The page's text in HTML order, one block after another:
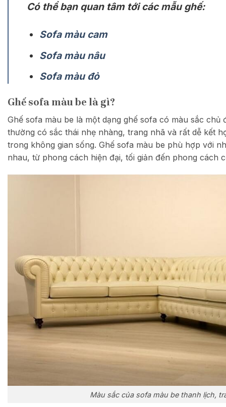
Có thể bạn quan tâm tới các mẫu ghế:
Sofa màu cam
Sofa màu nâu
Sofa màu đỏ
Ghế sofa màu be là gì?
Ghế sofa màu be là một dạng ghế sofa có màu sắc chủ
thường có sắc thái nhẹ nhàng, trang nhã và rất dễ kết
trong không gian sống. Ghế sofa màu be phù hợp với
nhau, từ phong cách hiện đại, tối giản đến phong cách
Màu sắc của sofa màu be thanh lịch,